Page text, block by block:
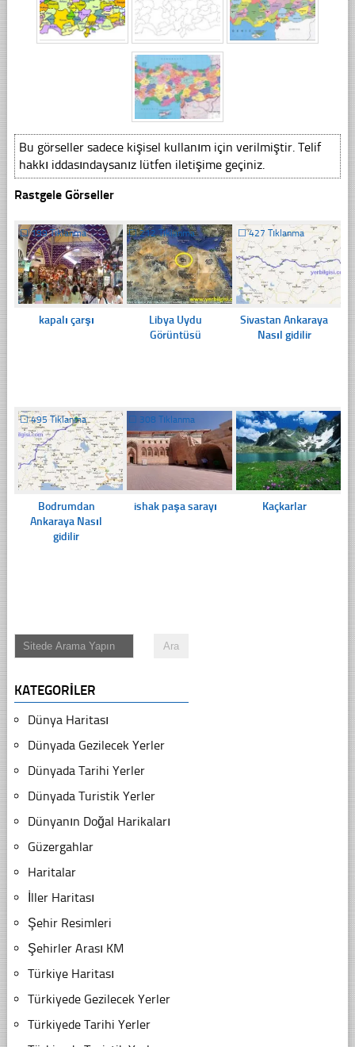
Bu görseller sadece kişisel kullanım için verilmiştir. Telif
hakkı iddasındaysanız lütfen iletişime geçiniz.
Rastgele Görseller
☐199 Tıklanma
kapalı çarşı
☐212 Tıklanma
Libya Uydu
Görüntüsü
☐427 Tıklanma
Sivastan Ankaraya
Nasıl gidilir
☐495 Tıklanma
Bodrumdan
Ankaraya Nasıl
gidilir
☐ 308 Tıklanma
ishak paşa sarayı
☐192 Tıklanma
Kaçkarlar
KATEGORILER
Dünya Haritası
Dünyada Gezilecek Yerler
Dünyada Tarihi Yerler
Dünyada Turistik Yerler
Dünyanın Doğal Harikaları
Güzergahlar
Haritalar
İller Haritası
Şehir Resimleri
Şehirler Arası KM
Türkiye Haritası
Türkiyede Gezilecek Yerler
Türkiyede Tarihi Yerler